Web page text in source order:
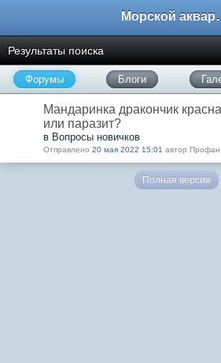
Морской
Результаты поиска
Форумы Блоги
Мандаринка дракончик
или паразит?
в Вопросы новичков
Отправлено 20 мая 2022 15:01 автор
Полная версия